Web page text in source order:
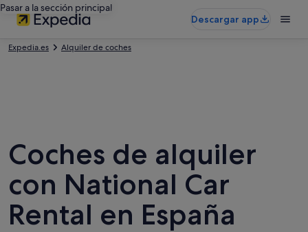
Pasar a la sección principal
Descargar app
Expedia.es Alquiler de coches
Coches de alquiler
con National Car
Rental en España